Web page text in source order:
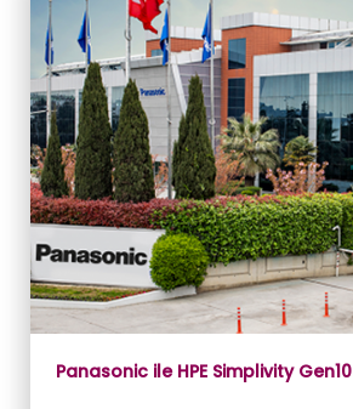
Panasonic ile HPE Simplivity Gen10